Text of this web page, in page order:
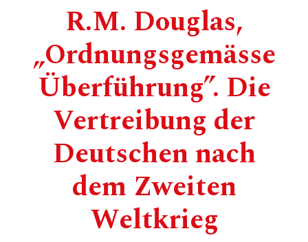
R.M. Douglas,
„Ordnungsgemässe
Überführung”. Die
Vertreibung der
Deutschen nach
dem Zweiten
Weltkrieg